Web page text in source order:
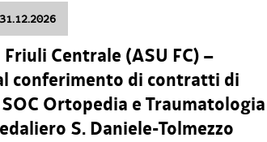
Centrale (ASU FC) –
conferimento di contratti di
Ortopedia e Traumatologia
S. Daniele-Tolmezzo